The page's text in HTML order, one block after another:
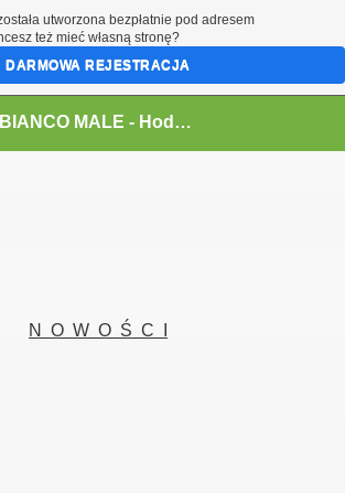
BIANCO MALE - Hodowla Sznaucerów Miniaturowych Białych
N O W O Ś C I
utworzona bezpłatnie pod adresem
też mieć własną stronę?
DARMOWA REJESTRACJA